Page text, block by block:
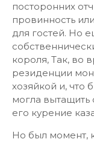
посторонних
провинность
для гостей. Но
короля, Так, во
резиденции
хозяйкой и, что
могла вытащить
его курение
Но был момент,